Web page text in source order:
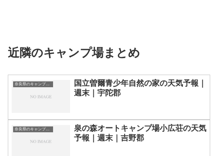
近隣のキャンプ場まとめ
奈良県のキャンプ場一覧
国立曽爾青少年自然の家の天気予報｜
週末｜宇陀郡
奈良県のキャンプ場一覧
泉の森オートキャンプ場小広荘の天気
予報｜週末｜吉野郡